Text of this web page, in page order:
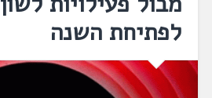
לפתיחת השנה